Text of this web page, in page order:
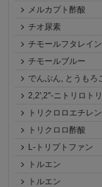
メルカプト酢酸
チオ尿素
チモールフタレイン
チモールブルー
でんぷん, とうもろ
2,2',2''-ニトリロト
トリクロロエチレ
トリクロロ酢酸
L-トリプトファン
トルエン
トルエン